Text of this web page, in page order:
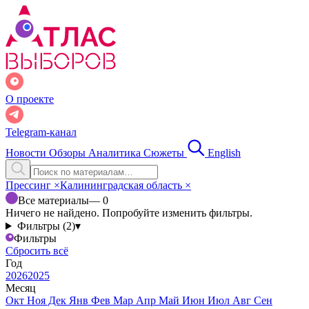
О проекте
Telegram-канал
Новости Обзоры Аналитика Сюжеты English
Прессинг ×Калининградская область ×
Все материалы— 0
Ничего не найдено. Попробуйте изменить фильтры.
Фильтры (2)▾
Фильтры
Сбросить всё
Год
20262025
Месяц
Окт Ноя Дек Янв Фев Мар Апр Май Июн Июл Авг Сен